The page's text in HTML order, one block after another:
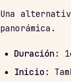
Una
panorámica.
Duración :
Inicio :